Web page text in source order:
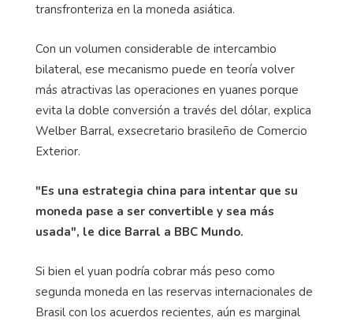
transfronteriza en la moneda asiática.
Con un volumen considerable de intercambio
bilateral, ese mecanismo puede en teoría volver
más atractivas las operaciones en yuanes porque
evita la doble conversión a través del dólar, explica
Welber Barral, exsecretario brasileño de Comercio
Exterior.
"Es una estrategia china para intentar que su
moneda pase a ser convertible y sea más
usada", le dice Barral a BBC Mundo.
Si bien el yuan podría cobrar más peso como
segunda moneda en las reservas internacionales de
Brasil con los acuerdos recientes, aún es marginal